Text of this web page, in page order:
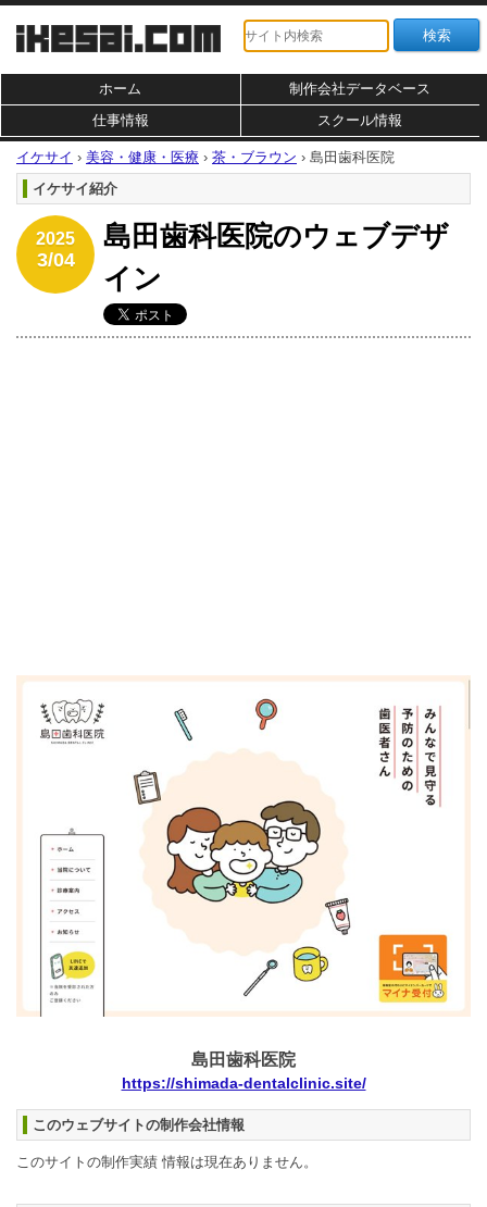
ホーム
制作会社データベース
仕事情報
スクール情報
イケサイ › 美容・健康・医療 › 茶・ブラウン › 島田歯科医院
イケサイ紹介
2025
3/04
島田歯科医院のウェブデザ
イン
島田歯科医院
https://shimada-dentalclinic.site/
このウェブサイトの制作会社情報
このサイトの制作実績 情報は現在ありません。